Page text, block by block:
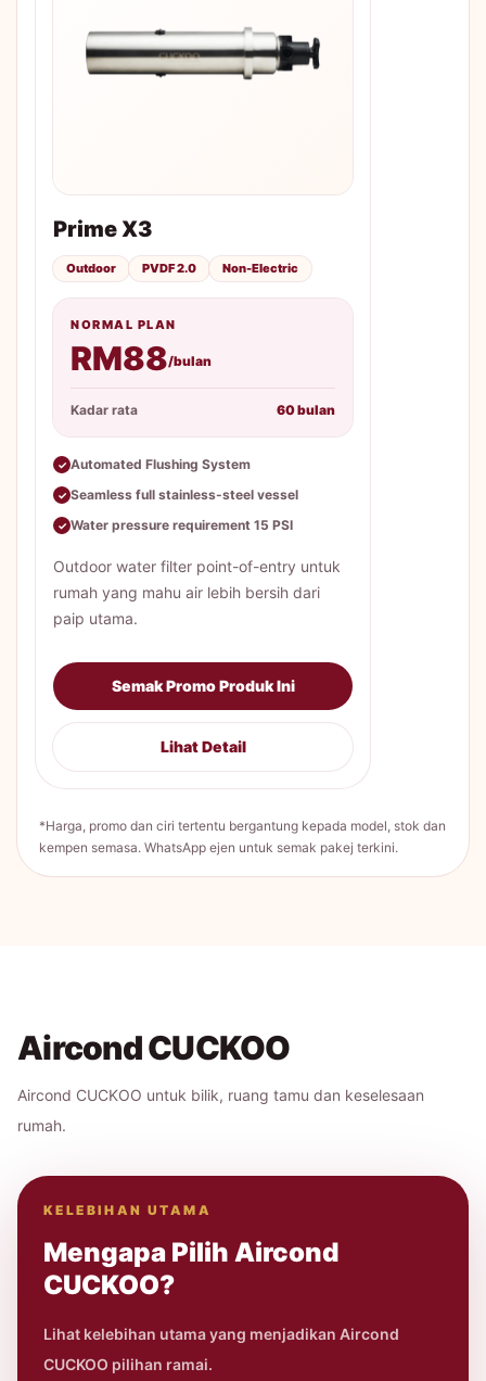
Prime X3
Outdoor PVDF 2.0 Non-Electric
NORMAL PLAN
RM88/bulan
Kadar rata 60 bulan
✓ Automated Flushing System
✓ Seamless full stainless-steel vessel
✓ Water pressure requirement 15 PSI
Outdoor water filter point-of-entry untuk
rumah yang mahu air lebih bersih dari
paip utama.
Semak Promo Produk Ini
Lihat Detail
*Harga, promo dan ciri tertentu bergantung kepada model, stok dan
kempen semasa. WhatsApp ejen untuk semak pakej terkini.
Aircond CUCKOO
Aircond CUCKOO untuk bilik, ruang tamu dan keselesaan
rumah.
KELEBIHAN UTAMA
Mengapa Pilih Aircond
CUCKOO?
Lihat kelebihan utama yang menjadikan Aircond
CUCKOO pilihan ramai.